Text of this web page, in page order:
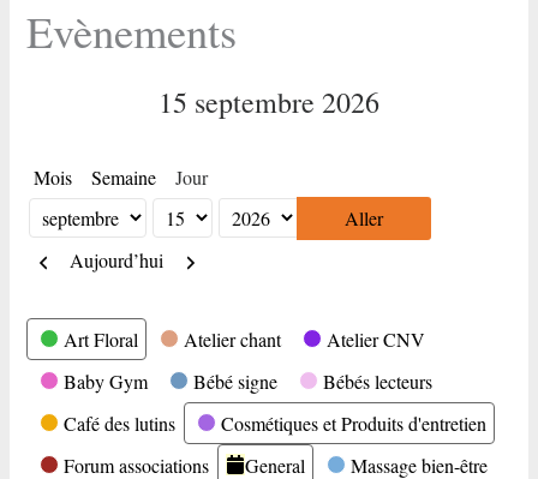
Evènements
15 septembre 2026
Mois Semaine Jour
Mois
Jour
Année
Précédent
Aujourd’hui Suivant
CatégoriesArt Floral Atelier chant
Atelier CNV
Baby Gym
Bébé signe
Bébés lecteurs
Café des lutins
Cosmétiques et Produits d'entretien
Forum associations
General
Massage bien-être